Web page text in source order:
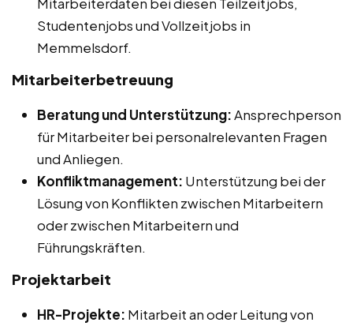
Studentenjobs und Vollzeitjobs in
Memmelsdorf.
Mitarbeiterbetreuung
Beratung und Unterstützung:Ansprechperson
für Mitarbeiter bei personalrelevanten Fragen
und Anliegen.
Konfliktmanagement: Unterstützung bei der
Lösung von Konflikten zwischen Mitarbeitern
oder zwischen Mitarbeitern und
Führungskräften.
Projektarbeit
HR-Projekte: Mitarbeit an oder Leitung von